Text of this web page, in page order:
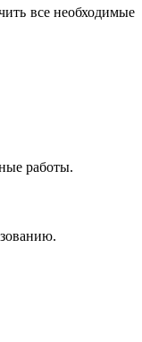
все необходимые
работы.